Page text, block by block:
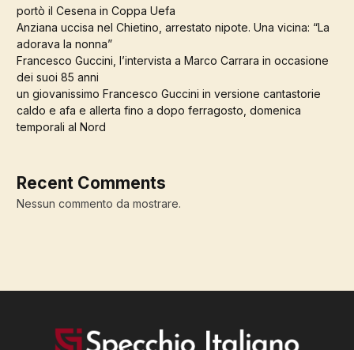
portò il Cesena in Coppa Uefa
Anziana uccisa nel Chietino, arrestato nipote. Una vicina: “La
adorava la nonna”
Francesco Guccini, l’intervista a Marco Carrara in occasione
dei suoi 85 anni
un giovanissimo Francesco Guccini in versione cantastorie
caldo e afa e allerta fino a dopo ferragosto, domenica
temporali al Nord
Recent Comments
Nessun commento da mostrare.